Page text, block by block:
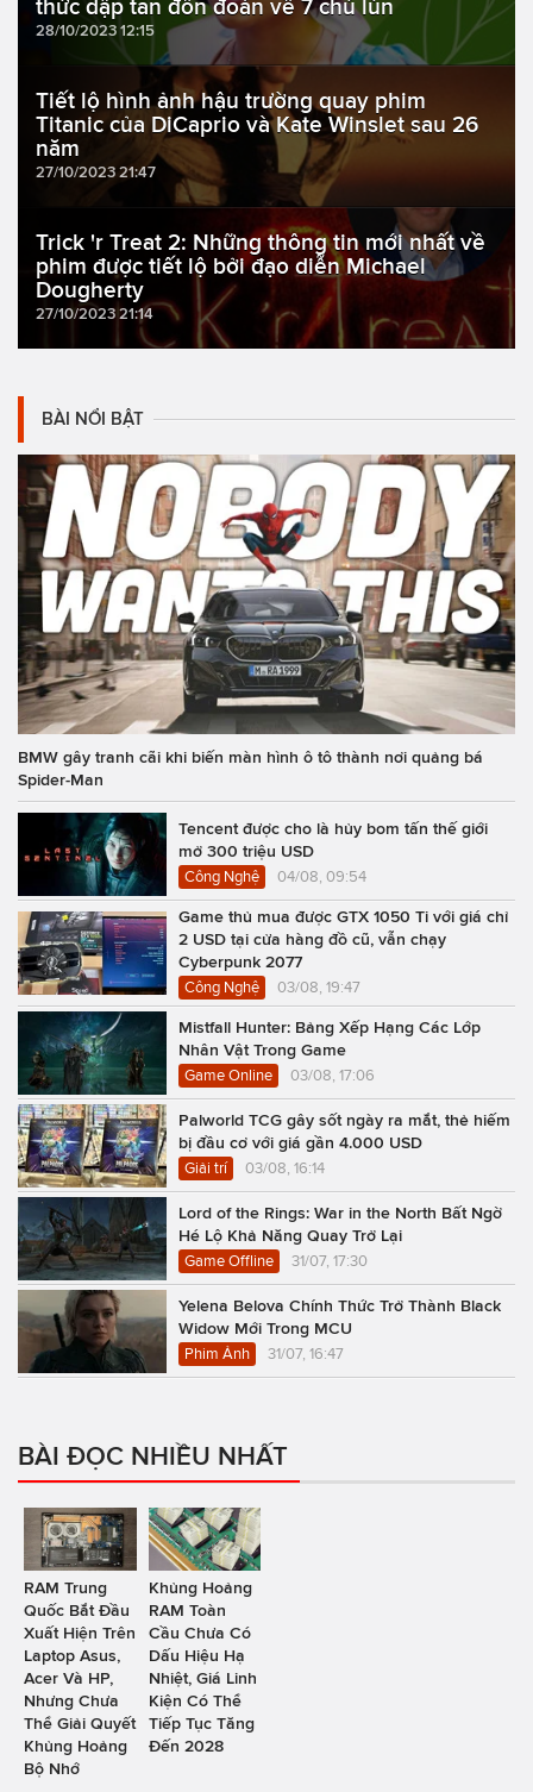
thức dập tan đồn đoán về 7 chú lùn
28/10/2023 12:15
Tiết lộ hình ảnh hậu trường quay phim
Titanic của DiCaprio và Kate Winslet sau 26
năm
27/10/2023 21:47
Trick 'r Treat 2: Những thông tin mới nhất về
phim được tiết lộ bởi đạo diễn Michael
Dougherty
27/10/2023 21:14
BÀI NỔI BẬT
BMW gây tranh cãi khi biến màn hình ô tô thành nơi quảng bá
Spider-Man
Tencent được cho là hủy bom tấn thế giới
mở 300 triệu USD
Công Nghệ 04/08, 09:54
Game thủ mua được GTX 1050 Ti với giá chỉ
2 USD tại cửa hàng đồ cũ, vẫn chạy
Cyberpunk 2077
Công Nghệ 03/08, 19:47
Mistfall Hunter: Bảng Xếp Hạng Các Lớp
Nhân Vật Trong Game
Game Online 03/08, 17:06
Palworld TCG gây sốt ngày ra mắt, thẻ hiếm
bị đầu cơ với giá gần 4.000 USD
Giải trí 03/08, 16:14
Lord of the Rings: War in the North Bất Ngờ
Hé Lộ Khả Năng Quay Trở Lại
Game Offline 31/07, 17:30
Yelena Belova Chính Thức Trở Thành Black
Widow Mới Trong MCU
Phim Ảnh 31/07, 16:47
BÀI ĐỌC NHIỀU NHẤT
RAM Trung
Quốc Bắt Đầu
Xuất Hiện Trên
Laptop Asus,
Acer Và HP,
Nhưng Chưa
Thể Giải Quyết
Khủng Hoảng
Bộ Nhớ
Khủng Hoảng
RAM Toàn
Cầu Chưa Có
Dấu Hiệu Hạ
Nhiệt, Giá Linh
Kiện Có Thể
Tiếp Tục Tăng
Đến 2028